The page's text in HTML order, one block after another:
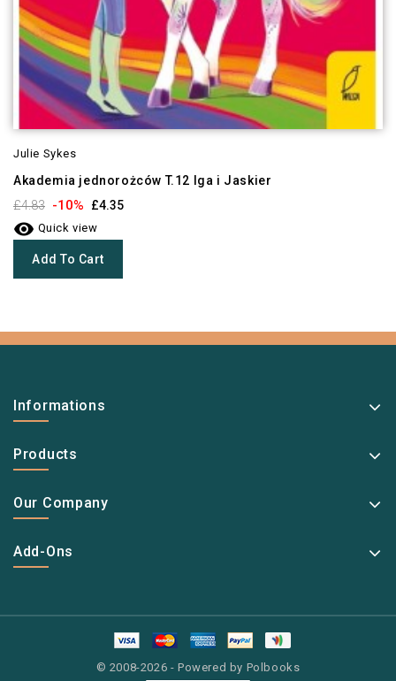
Julie Sykes
Akademia jednorożców T.12 Iga i Jaskier
£4.83 -10% £4.35
 Quick view
Add To Cart
Informations
Products
Our Company
Add-Ons
© 2008-2026 - Powered by Polbooks